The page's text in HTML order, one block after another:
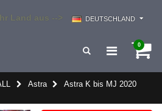
Land aus --> DEUTSCHLAND
0
Astra
Astra K bis MJ 2020